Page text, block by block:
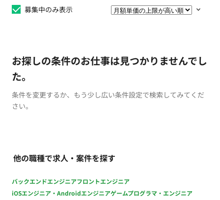
募集中のみ表示
お探しの条件のお仕事は見つかりませんでし
た。
条件を変更するか、もう少し広い条件設定で検索してみてくだ
さい。
他の職種で求人・案件を探す
バックエンドエンジニアフロントエンジニア
iOSエンジニア・Androidエンジニアゲームプログラマ・エンジニア